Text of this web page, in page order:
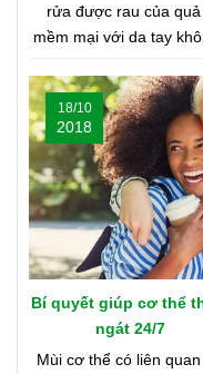
rửa được rau của quả
mềm mại với da tay
bạn hãy cùng shop tìm
nhé
Bí quyết giúp cơ thể
ngát 24/7
18/10
2018
Mùi cơ thể có liên